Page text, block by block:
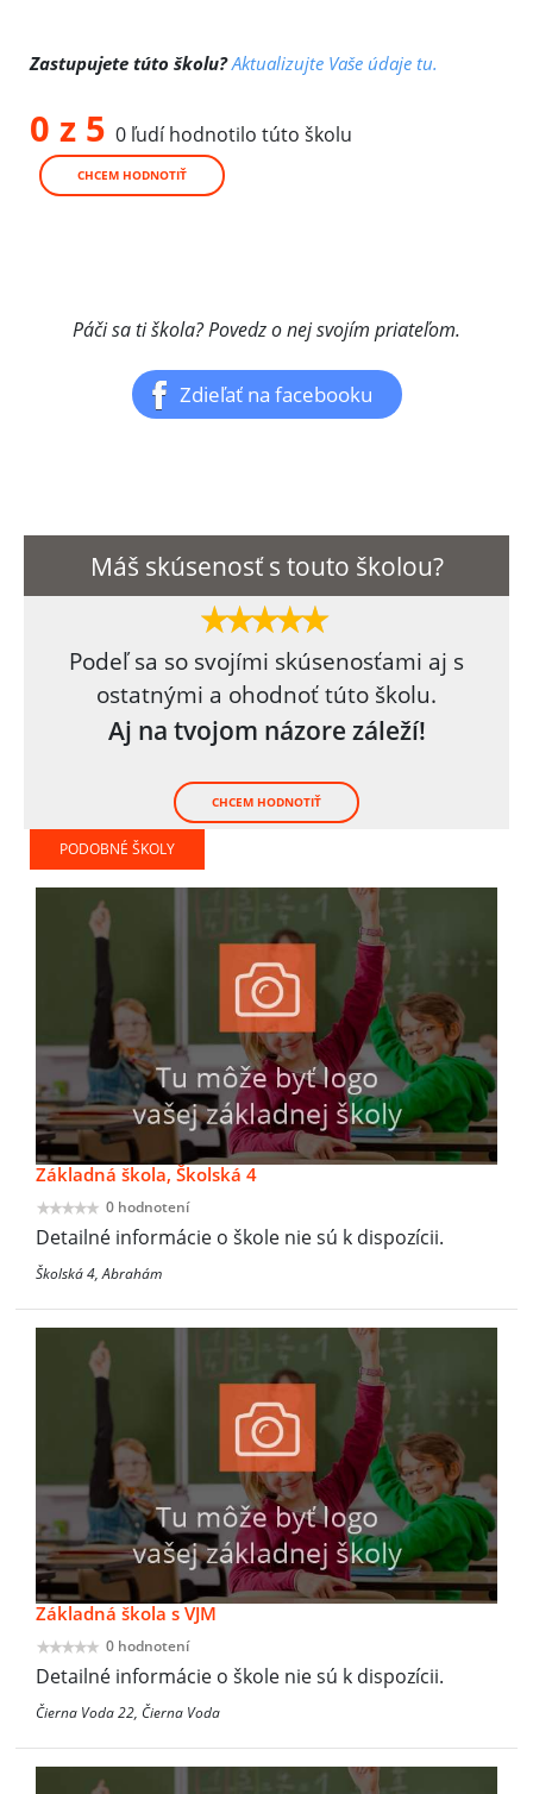
Zastupujete túto školu? Aktualizujte Vaše údaje tu.
0 z 5 0 ľudí hodnotilo túto školu
CHCEM HODNOTIŤ
Páči sa ti škola? Povedz o nej svojím priateľom.
Zdieľať na facebooku
Máš skúsenosť s touto školou?
Podeľ sa so svojími skúsenosťami aj s
ostatnými a ohodnoť túto školu.
Aj na tvojom názore záleží!
CHCEM HODNOTIŤ
PODOBNÉ ŠKOLY
Základná škola, Školská 4
0 hodnotení
Detailné informácie o škole nie sú k dispozícii.
Školská 4, Abrahám
Základná škola s VJM
0 hodnotení
Detailné informácie o škole nie sú k dispozícii.
Čierna Voda 22, Čierna Voda